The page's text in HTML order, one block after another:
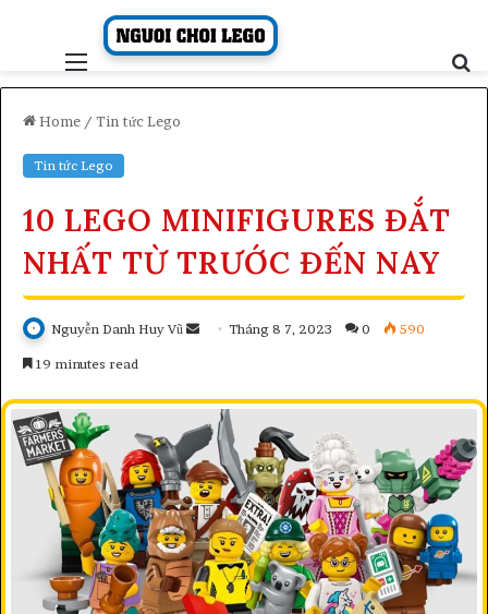
Menu
Home / Tin tức Lego
Tin tức Lego
10 LEGO MINIFIGURES ĐẮT
NHẤT TỪ ​​TRƯỚC ĐẾN NAY
Nguyễn Danh Huy Vũ
SendTháng 8 7, 2023 0 590
19 minutes read